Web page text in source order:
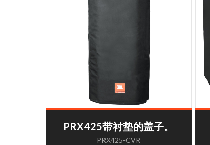
PRX425带衬垫的盖子。
PRX425-CVR